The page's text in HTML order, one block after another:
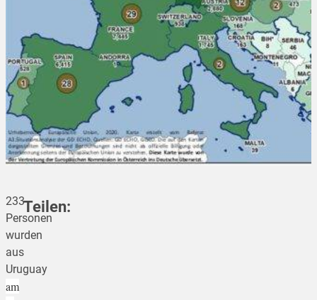
233
Personen
wurden
aus
Uruguay
am
Teilen:
teilen